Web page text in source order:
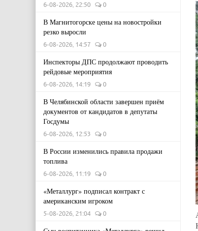
6-08-2026, 22:50 0
В Магнитогорске цены на новостройки
резко выросли
6-08-2026, 14:57 0
Инспекторы ДПС продолжают проводить
рейдовые мероприятия
6-08-2026, 14:19 0
В Челябинской области завершен приём
документов от кандидатов в депутаты
Госдумы
6-08-2026, 12:53 0
В России изменились правила продажи
топлива
6-08-2026, 11:19 0
«Металлург» подписал контракт с
американским игроком
5-08-2026, 21:04 0